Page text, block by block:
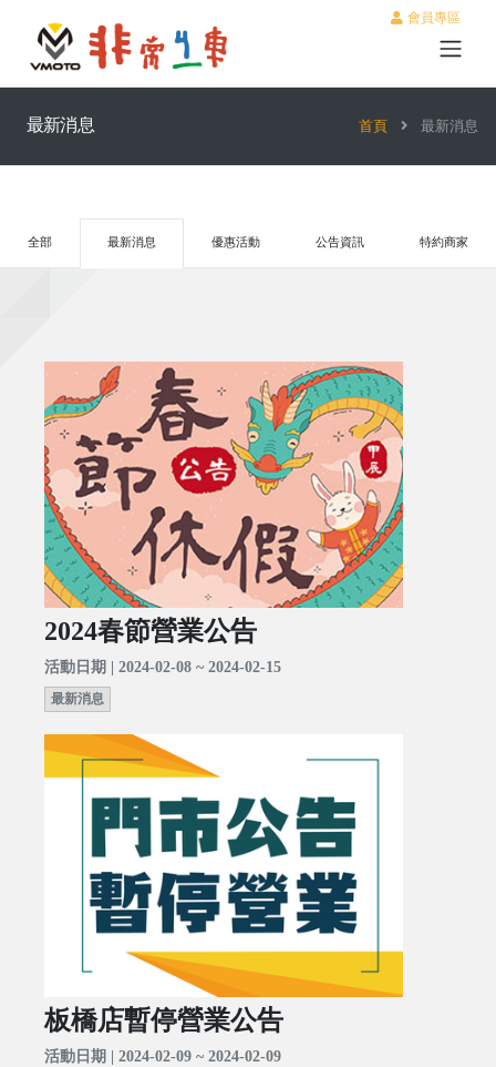
會員專區
最新消息 首頁 最新消息
全部 最新消息 優惠活動 公告資訊 特約商家
2024春節營業公告
活動日期 | 2024-02-08 ~ 2024-02-15
最新消息
板橋店暫停營業公告
活動日期 | 2024-02-09 ~ 2024-02-09